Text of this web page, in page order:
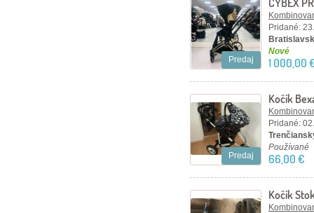
Predaj
CYBEX
WINGS 3
Pridané:
Nové
1 000,00
Predaj
Kočík
Pridané:
Používané
66,00 €
Kočík